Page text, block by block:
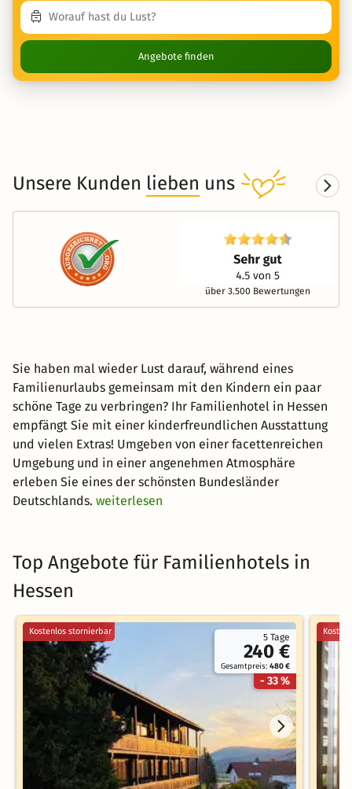
Angebote finden
Unsere Kunden lieben uns
über 3.500 Bewertungen
Sie haben mal wieder Lust darauf, während eines
Familienurlaubs gemeinsam mit den Kindern ein paar
schöne Tage zu verbringen? Ihr Familienhotel in Hessen
empfängt Sie mit einer kinderfreundlichen Ausstattung
und vielen Extras! Umgeben von einer facettenreichen
Umgebung und in einer angenehmen Atmosphäre
erleben Sie eines der schönsten Bundesländer
Deutschlands. weiterlesen
Top Angebote für Familienhotels in
Hessen
5 Tage
240 €
Gesamtpreis:480 €
- 33 %
Kostenlos stornierbar